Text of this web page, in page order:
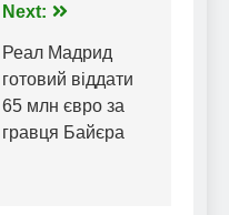
Next:
Реал Мадрид
готовий віддати
65 млн євро за
гравця Байєра